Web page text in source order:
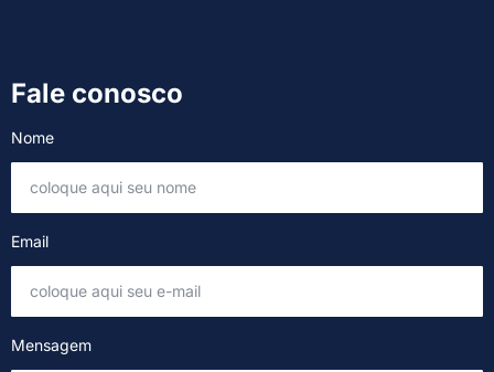
Fale conosco
Nome
Email
Mensagem